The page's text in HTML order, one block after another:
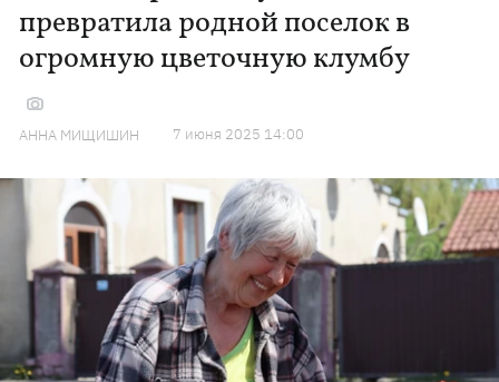
превратила родной поселок в
огромную цветочную клумбу
АННА МИЩИШИН 7 июня 2025 14:00